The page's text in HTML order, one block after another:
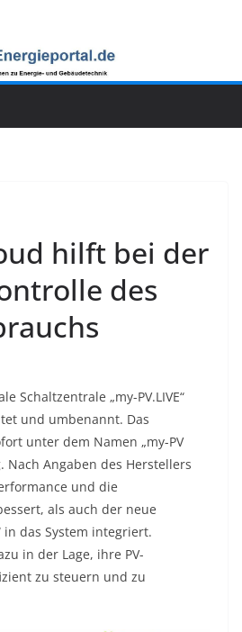
hilft bei der
des
Schaltzentrale „my-PV.LIVE“
und umbenannt. Das
unter dem Namen „my-PV
Nach Angaben des Herstellers
und die
als auch der neue
in das System integriert.
in der Lage, ihre PV-
zu steuern und zu